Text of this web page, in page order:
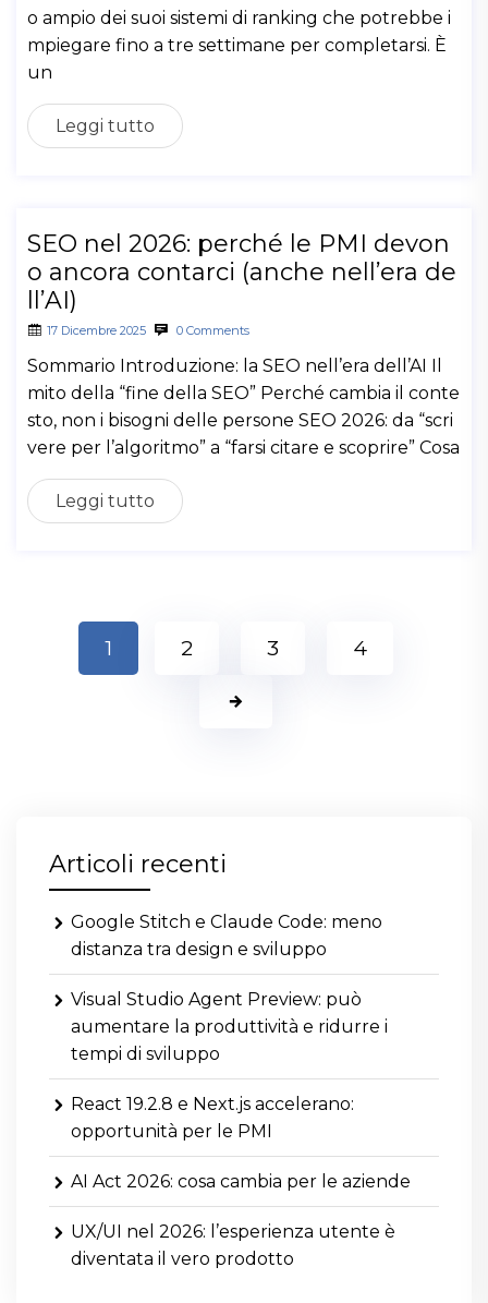
o ampio dei suoi sistemi di ranking che potrebbe i
mpiegare fino a tre settimane per completarsi. È
un
Leggi tutto
SEO nel 2026: perché le PMI devon
o ancora contarci (anche nell’era de
ll’AI)
17 Dicembre 2025 0 Comments
Sommario Introduzione: la SEO nell’era dell’AI Il
mito della “fine della SEO” Perché cambia il conte
sto, non i bisogni delle persone SEO 2026: da “scri
vere per l’algoritmo” a “farsi citare e scoprire” Cosa
Leggi tutto
1 2 3 4
Articoli recenti
Google Stitch e Claude Code: meno
distanza tra design e sviluppo
Visual Studio Agent Preview: può
aumentare la produttività e ridurre i
tempi di sviluppo
React 19.2.8 e Next.js accelerano:
opportunità per le PMI
AI Act 2026: cosa cambia per le aziende
UX/UI nel 2026: l’esperienza utente è
diventata il vero prodotto